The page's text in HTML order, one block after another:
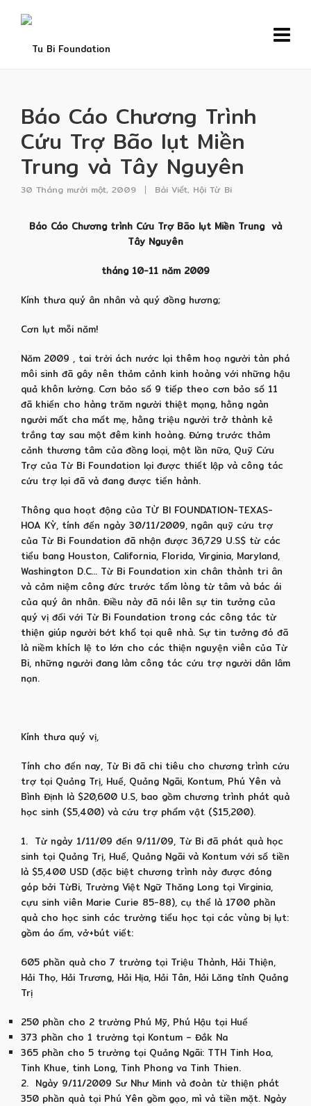
Báo Cáo Chương Trình
Cứu Trợ Bão lụt Miền
Trung và Tây Nguyên
30 Tháng mười một, 2009 Bài Viết, Hội Từ Bi
Báo Cáo Chương trình Cứu Trợ Bão lụt Miền Trung và
Tây Nguyên
tháng 10-11 năm 2009
Kính thưa quý ân nhân và quý đồng hương;
Cơn lụt mỗi năm!
Năm 2009 , tai trời ách nước lại thêm hoạ người tàn phá
môi sinh đã gây nên thảm cảnh kinh hoàng với những hậu
quả khôn lường. Cơn bảo số 9 tiếp theo cơn bảo số 11
đã khiến cho hàng trăm người thiệt mạng, hằng ngàn
người mất cha mất mẹ, hằng triệu người trở thành kẻ
trắng tay sau một đêm kinh hoàng. Đứng trước thảm
cảnh thương tâm của đồng loại, một lần nữa, Quỹ Cứu
Trợ của Từ Bi Foundation lại được thiết lập và công tác
cứu trợ lại đã và đang được tiến hành.
Thông qua hoạt động của TỪ BI FOUNDATION-TEXAS-
HOA KỲ, tính đến ngày 30/11/2009, ngân quỹ cứu trợ
của Từ Bi Foundation đã nhận được 36,729 U.S$ từ các
tiểu bang Houston, California, Florida, Virginia, Maryland,
Washington D.C… Từ Bi Foundation xin chân thành tri ân
và cảm niệm công đức trước tấm lòng từ tâm và bác ái
của quý ân nhân. Điều này đã nói lên sự tin tưởng của
quý vị đối với Từ Bi Foundation trong các công tác từ
thiện giúp người bớt khổ tại quê nhà. Sự tin tưởng đó đã
là niềm khích lệ to lớn cho các thiện nguyện viên của Từ
Bi, những người đang làm công tác cứu trợ người dân lâm
nạn.
Kính thưa quý vị,
Tính cho đến nay, Từ Bi đã chi tiêu cho chương trình cứu
trợ tại Quảng Trị, Huế, Quảng Ngãi, Kontum, Phú Yên và
Bình Định là $20,600 U.S, bao gồm chương trình phát quà
học sinh ($5,400) và cứu trợ phẩm vật ($15,200).
1. Từ ngày 1/11/09 đến 9/11/09, Từ Bi đã phát quà học
sinh tại Quảng Trị, Huế, Quảng Ngãi và Kontum với số tiền
là $5,400 USD (đặc biệt chương trình này được đóng
góp bởi TừBi, Trường Việt Ngữ Thăng Long tại Virginia,
cựu sinh viên Marie Curie 85-88), cụ thể là 1700 phần
quà cho học sinh các trường tiểu học tại các vùng bị lụt:
gồm áo ấm, vở+bút viết:
605 phần quà cho 7 trường tại Triệu Thành, Hải Thiện,
Hải Thọ, Hải Trương, Hải Hịa, Hải Tân, Hải Lăng tỉnh Quảng
Trị
250 phần cho 2 trường Phú Mỹ, Phú Hậu tại Huế
373 phần cho 1 trường tại Kontum – Đắk Na
365 phần cho 5 trường tại Quảng Ngãi: TTH Tinh Hoa,
Tinh Khue, tinh Long, Tinh Phong va Tinh Thien.
2. Ngày 9/11/2009 Sư Như Minh và đoàn từ thiện phát
350 phần quà tại Phú Yên gồm gạo, mì và tiền mặt. Ngày